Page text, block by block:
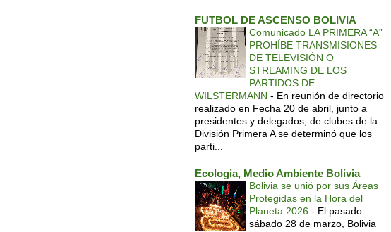
FUTBOL DE ASCENSO BOLIVIA
Comunicado LA PRIMERA “A”
PROHÍBE TRANSMISIONES
DE TELEVISIÓN O
STREAMING DE LOS
PARTIDOS DE
WILSTERMANN - En reunión de directorio
realizado en Fecha 20 de abril, junto a
presidentes y delegados, de clubes de la
División Primera A se determinó que los
parti...
Ecologia, Medio Ambiente Bolivia
Bolivia se unió por sus Áreas
Protegidas en la Hora del
Planeta 2026 - El pasado
sábado 28 de marzo, Bolivia